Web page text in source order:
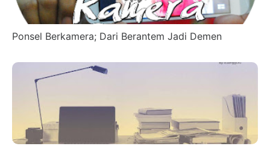
Ponsel Berkamera; Dari Berantem Jadi Demen